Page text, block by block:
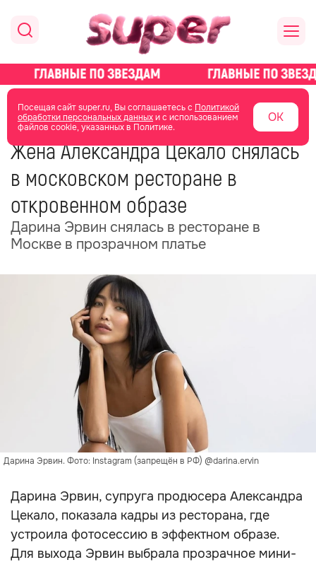
Посещая сайт super.ru, Вы соглашаетесь с Политикой
обработки персональных данныхи с использованием
файлов cookie, указанных в Политике.
ОК
главная новости о звездах новости
30 июня 04:42
Жена Александра Цекало снялась
в московском ресторане в
откровенном образе
Дарина Эрвин снялась в ресторане в
Москве в прозрачном платье
Дарина Эрвин. Фото: Instagram (запрещён в РФ) @darina.ervin
Дарина Эрвин, супруга продюсера Александра
Цекало, показала кадры из ресторана, где
устроила фотосессию в эффектном образе.
Для выхода Эрвин выбрала прозрачное мини-